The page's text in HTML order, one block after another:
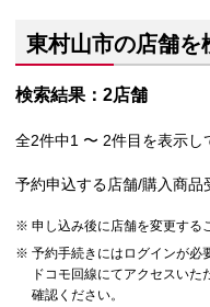
東村山市の店舗を
検索結果：2店舗
全2件中1 〜 2件目を表示し
予約申込する店舗/購入商品
申し込み後に店舗を変更する
予約手続きにはログインが必
ドコモ回線にてアクセスい
確認ください。